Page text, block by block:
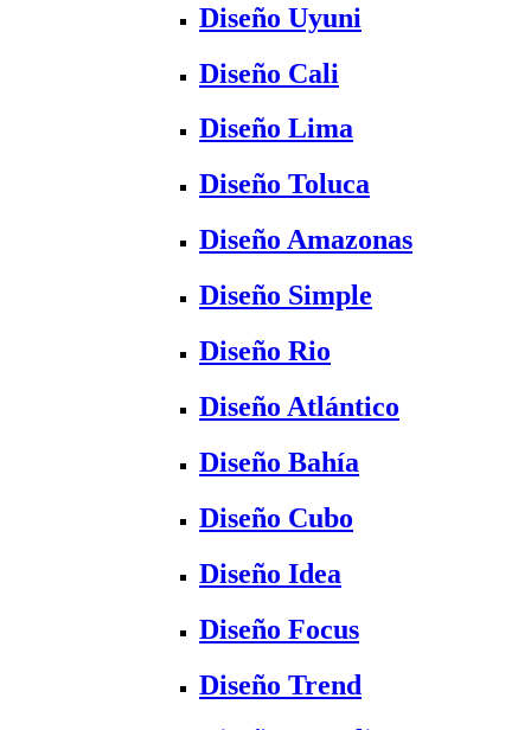
Diseño Uyuni
Diseño Cali
Diseño Lima
Diseño Toluca
Diseño Amazonas
Diseño Simple
Diseño Rio
Diseño Atlántico
Diseño Bahía
Diseño Cubo
Diseño Idea
Diseño Focus
Diseño Trend